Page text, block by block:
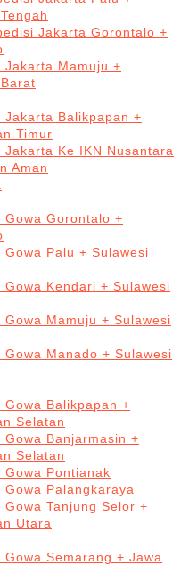
Jakarta Gorontalo +
Jakarta Mamuju +
Jakarta Balikpapan +
Timur
Jakarta Ke IKN Nusantara
Aman
Gowa Gorontalo +
Gowa Palu + Sulawesi
Gowa Kendari + Sulawesi
Gowa Mamuju + Sulawesi
Gowa Manado + Sulawesi
Gowa Balikpapan +
Selatan
Gowa Banjarmasin +
Selatan
Gowa Pontianak
Gowa Palangkaraya
Gowa Tanjung Selor +
Utara
Gowa Semarang + Jawa